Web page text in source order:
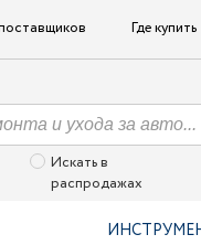
Где купить
Искать в
распродажах